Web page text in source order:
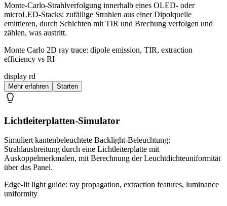
Monte-Carlo-Strahlverfolgung innerhalb eines OLED- oder
microLED-Stacks: zufällige Strahlen aus einer Dipolquelle
emittieren, durch Schichten mit TIR und Brechung verfolgen und
zählen, was austritt.
Monte Carlo 2D ray trace: dipole emission, TIR, extraction
efficiency vs RI
display rd
Mehr erfahren Starten
Lichtleiterplatten-Simulator
Simuliert kantenbeleuchtete Backlight-Beleuchtung:
Strahlausbreitung durch eine Lichtleiterplatte mit
Auskoppelmerkmalen, mit Berechnung der Leuchtdichteuniformität
über das Panel.
Edge-lit light guide: ray propagation, extraction features, luminance
uniformity